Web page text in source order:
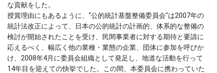
な貢献をした。
授賞理由にもあるように、“公的統計基盤整備委員会”は2007年の
統計法改正によって、日本の公的統計の計画的、体系的な整備の
検討が開始されたことを受け、民間事業者に対する期待と要請に
応えるべく、幅広く他の業種・業態の企業、団体に参加を呼びか
け、2008年4月に委員会組織として発足し、地道な活動を行って
14年目を迎えての快挙でした。この間、本委員会に携わっていた